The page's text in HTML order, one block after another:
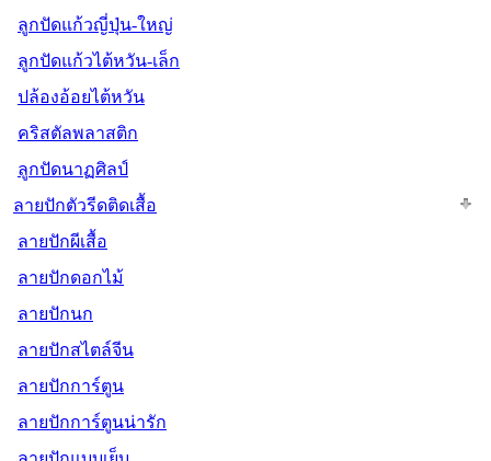
ลูกปัดแก้วญี่ปุ่น-ใหญ่
ลูกปัดแก้วไต้หวัน-เล็ก
ปล้องอ้อยไต้หวัน
คริสตัลพลาสติก
ลูกปัดนาฏศิลป์
ลายปักตัวรีดติดเสื้อ
ลายปักผีเสื้อ
ลายปักดอกไม้
ลายปักนก
ลายปักสไตล์จีน
ลายปักการ์ตูน
ลายปักการ์ตูนน่ารัก